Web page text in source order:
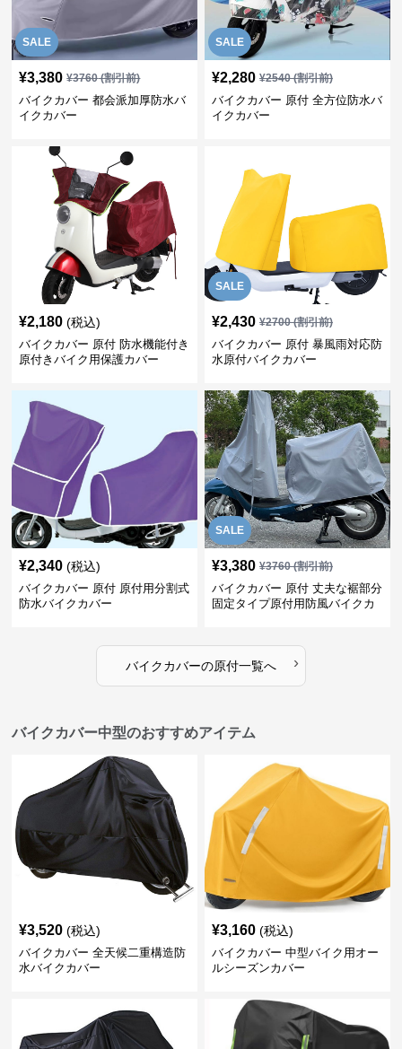
SALE
¥3,380 ¥3760(割引前)
バイクカバー 都会派加厚防水バ
イクカバー
SALE
¥2,280 ¥2540(割引前)
バイクカバー 原付 全方位防水バ
イクカバー
¥2,180 (税込)
バイクカバー 原付 防水機能付き
原付きバイク用保護カバー
SALE
¥2,430 ¥2700(割引前)
バイクカバー 原付 暴風雨対応防
水原付バイクカバー
¥2,340 (税込)
バイクカバー 原付 原付用分割式
防水バイクカバー
SALE
¥3,380 ¥3760(割引前)
バイクカバー 原付 丈夫な裾部分
固定タイプ原付用防風バイクカ
バイクカバーの原付一覧へ ›
バイクカバー中型のおすすめアイテム
¥3,520 (税込)
バイクカバー 全天候二重構造防
水バイクカバー
¥3,160 (税込)
バイクカバー 中型バイク用オー
ルシーズンカバー